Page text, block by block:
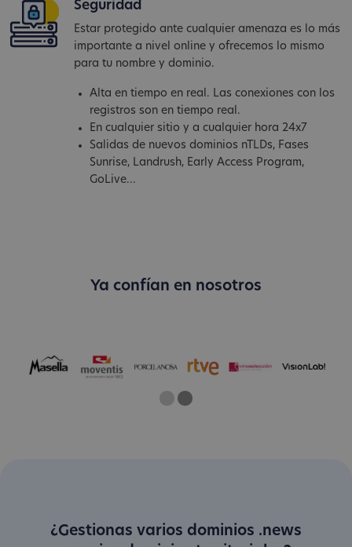
Seguridad
Estar protegido ante cualquier amenaza es lo más
importante a nivel online y ofrecemos lo mismo
para tu nombre y dominio.
Alta en tiempo en real. Las conexiones con los
registros son en tiempo real.
En cualquier sitio y a cualquier hora 24x7
Salidas de nuevos dominios nTLDs, Fases
Sunrise, Landrush, Early Access Program,
GoLive...
Ya confían en nosotros
One
Current Slide
Two
¿Gestionas varios dominios .news